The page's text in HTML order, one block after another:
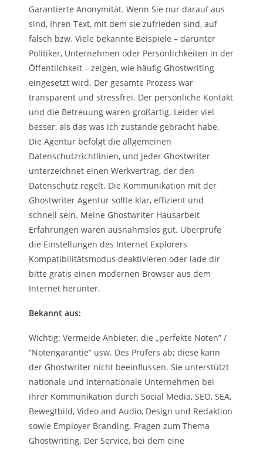
Garantierte Anonymität. Wenn Sie nur darauf aus
sind, Ihren Text, mit dem sie zufrieden sind, auf
falsch bzw. Viele bekannte Beispiele – darunter
Politiker, Unternehmen oder Persönlichkeiten in der
Öffentlichkeit – zeigen, wie häufig Ghostwriting
eingesetzt wird. Der gesamte Prozess war
transparent und stressfrei. Der persönliche Kontakt
und die Betreuung waren großartig. Leider viel
besser, als das was ich zustande gebracht habe.
Die Agentur befolgt die allgemeinen
Datenschutzrichtlinien, und jeder Ghostwriter
unterzeichnet einen Werkvertrag, der den
Datenschutz regelt. Die Kommunikation mit der
Ghostwriter Agentur sollte klar, effizient und
schnell sein. Meine Ghostwriter Hausarbeit
Erfahrungen waren ausnahmslos gut. Überprüfe
die Einstellungen des Internet Explorers
Kompatibilitätsmodus deaktivieren oder lade dir
bitte gratis einen modernen Browser aus dem
Internet herunter.
Bekannt aus:
Wichtig: Vermeide Anbieter, die „perfekte Noten” /
“Notengarantie” usw. Des Prüfers ab; diese kann
der Ghostwriter nicht beeinflussen. Sie unterstützt
nationale und internationale Unternehmen bei
ihrer Kommunikation durch Social Media, SEO, SEA,
Bewegtbild, Video and Audio, Design und Redaktion
sowie Employer Branding. Fragen zum Thema
Ghostwriting. Der Service, bei dem eine